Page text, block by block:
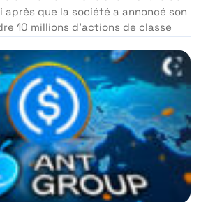
après que la société a annoncé son
10 millions d’actions de classe